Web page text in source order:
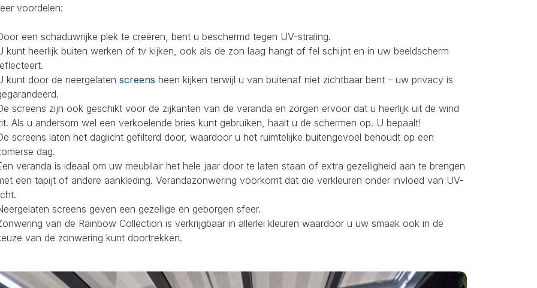
voordelen:
een schaduwrijke plek te creëren, bent u beschermd tegen UV-straling.
kunt heerlijk buiten werken of tv kijken, ook als de zon laag hangt of fel schijnt en in uw beeldscherm
kunt door de neergelaten screens heen kijken terwijl u van buitenaf niet zichtbaar bent – uw privacy is
screens zijn ook geschikt voor de zijkanten van de veranda en zorgen ervoor dat u heerlijk uit de wind
Als u andersom wel een verkoelende bries kunt gebruiken, haalt u de schermen op. U bepaalt!
screens laten het daglicht gefilterd door, waardoor u het ruimtelijke buitengevoel behoudt op een
dag.
veranda is ideaal om uw meubilair het hele jaar door te laten staan of extra gezelligheid aan te brengen
een tapijt of andere aankleding. Verandazonwering voorkomt dat die verkleuren onder invloed van UV-
screens geven een gezellige en geborgen sfeer.
van de Rainbow Collection is verkrijgbaar in allerlei kleuren waardoor u uw smaak ook in de
van de zonwering kunt doortrekken.